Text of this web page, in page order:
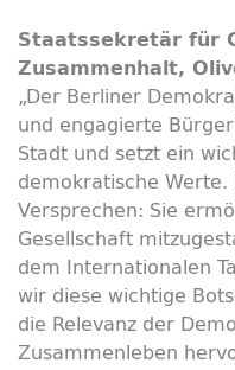
Staatssekretär für
Zusammenhalt,
„Der Berliner
und engagierte
Stadt und setzt ein
demokratische
Versprechen: Sie
Gesellschaft
dem Internationalen
wir diese wichtige
die Relevanz der
Zusammenleben